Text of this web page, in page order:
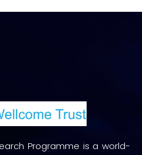
Programme is a world-